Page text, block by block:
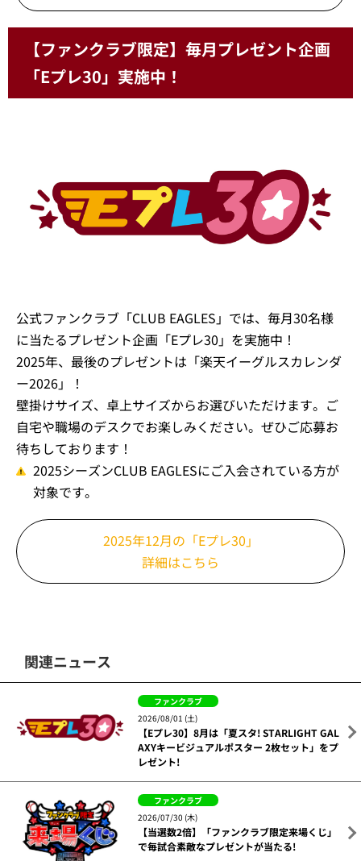
【ファンクラブ限定】毎月プレゼント企画
「Eプレ30」実施中！
公式ファンクラブ「CLUB EAGLES」では、毎月30名様
に当たるプレゼント企画「Eプレ30」を実施中！
2025年、最後のプレゼントは「楽天イーグルスカレンダ
ー2026」！
壁掛けサイズ、卓上サイズからお選びいただけます。ご
自宅や職場のデスクでお楽しみください。ぜひご応募お
待ちしております！
2025シーズンCLUB EAGLESにご入会されている方が
対象です。
2025年12月の「Eプレ30」
詳細はこちら
関連ニュース
ファンクラブ
2026/08/01 (土)
【Eプレ30】8月は「夏スタ! STARLIGHT GAL
AXYキービジュアルポスター 2枚セット」をプ
レゼント!
ファンクラブ
2026/07/30 (木)
【当選数2倍】「ファンクラブ限定来場くじ」
で毎試合素敵なプレゼントが当たる!